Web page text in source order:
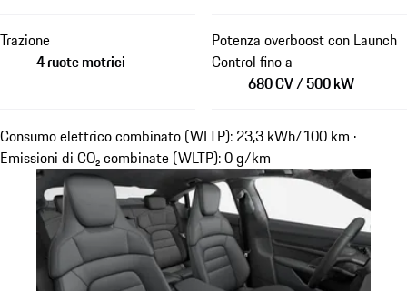
Trazione
4 ruote motrici
Potenza overboost con Launch
Control fino a
680 CV / 500 kW
Consumo elettrico combinato (WLTP): 23,3 kWh/100 km ·
Emissioni di CO₂ combinate (WLTP): 0 g/km